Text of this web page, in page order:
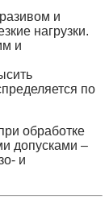
и
нагрузки.
и
по
обработке
допусками –
и